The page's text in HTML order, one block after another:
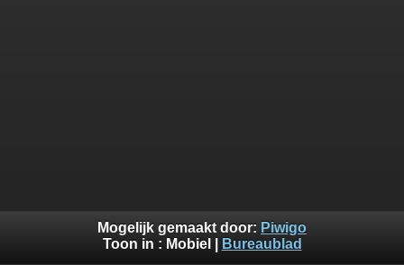
Mogelijk gemaakt door: Piwigo
Toon in : Mobiel Bureaublad